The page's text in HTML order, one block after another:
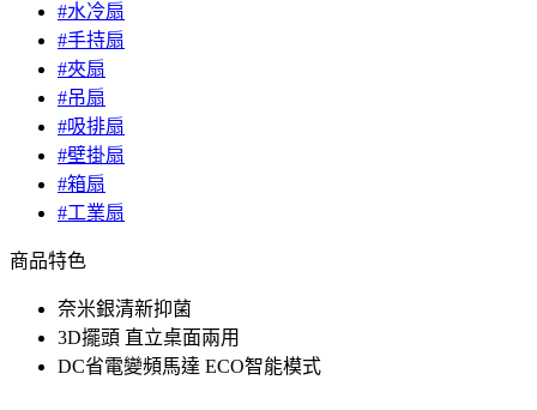
#水冷扇
#手持扇
#夾扇
#吊扇
#吸排扇
#壁掛扇
#箱扇
#工業扇
商品特色
奈米銀清新抑菌
3D擺頭 直立桌面兩用
DC省電變頻馬達 ECO智能模式